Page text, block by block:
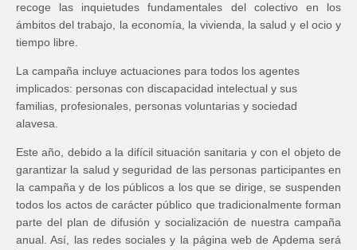
recoge las inquietudes fundamentales del colectivo en los
ámbitos del trabajo, la economía, la vivienda, la salud y el ocio y
tiempo libre.
La campaña incluye actuaciones para todos los agentes
implicados: personas con discapacidad intelectual y sus
familias, profesionales, personas voluntarias y sociedad
alavesa.
Este año, debido a la difícil situación sanitaria y con el objeto de
garantizar la salud y seguridad de las personas participantes en
la campaña y de los públicos a los que se dirige, se suspenden
todos los actos de carácter público que tradicionalmente forman
parte del plan de difusión y socialización de nuestra campaña
anual. Así, las redes sociales y la página web de Apdema será